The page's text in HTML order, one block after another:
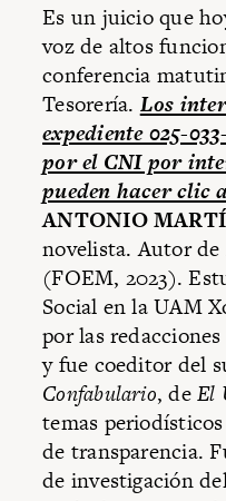
Es un juicio que
voz de altos
conferencia
Tesorería. Los
expediente 025-
por el CNI por
pueden hacer clic
ANTONIO
novelista. Autor de
(FOEM, 2023).
Social en la UAM
por las
y fue coeditor del
Confabulario, deEl
temas
de transparencia.
de investigación